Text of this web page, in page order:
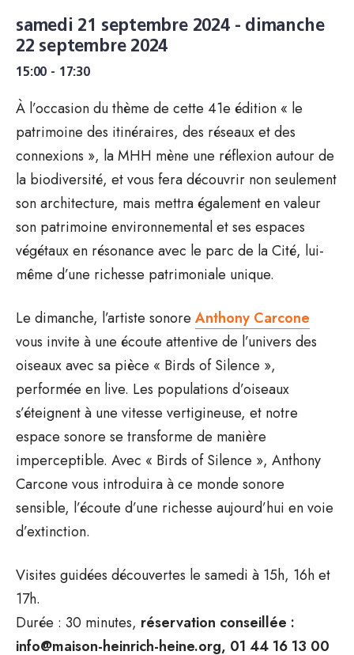
samedi 21 septembre 2024 - dimanche
22 septembre 2024
15:00 - 17:30
À l’occasion du thème de cette 41e édition « le
patrimoine des itinéraires, des réseaux et des
connexions », la MHH mène une réflexion autour de
la biodiversité, et vous fera découvrir non seulement
son architecture, mais mettra également en valeur
son patrimoine environnemental et ses espaces
végétaux en résonance avec le parc de la Cité, lui-
même d’une richesse patrimoniale unique.
Le dimanche, l’artiste sonore Anthony Carcone
vous invite à une écoute attentive de l’univers des
oiseaux avec sa pièce « Birds of Silence »,
performée en live. Les populations d’oiseaux
s’éteignent à une vitesse vertigineuse, et notre
espace sonore se transforme de manière
imperceptible. Avec « Birds of Silence », Anthony
Carcone vous introduira à ce monde sonore
sensible, l’écoute d’une richesse aujourd’hui en voie
d’extinction.
Visites guidées découvertes le samedi à 15h, 16h et
17h.
Durée : 30 minutes, réservation conseillée :
info@maison-heinrich-heine.org, 01 44 16 13 00